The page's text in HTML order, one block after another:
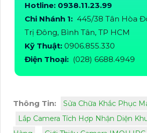
Hotline: 0938.11.23.99
Chi Nhánh 1: 445/38 Tân Hòa
Trị Đông, Bình Tân, TP HCM
Kỹ Thuật: 0906.855.330
Điện Thoại: (028) 6688.4949
Thông Tin:
Sửa Chữa Khắc Phục
Lắp Camera Tích Hợp Nhận Diện